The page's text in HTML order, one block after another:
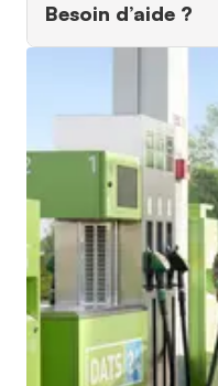
Besoin d’aide ?